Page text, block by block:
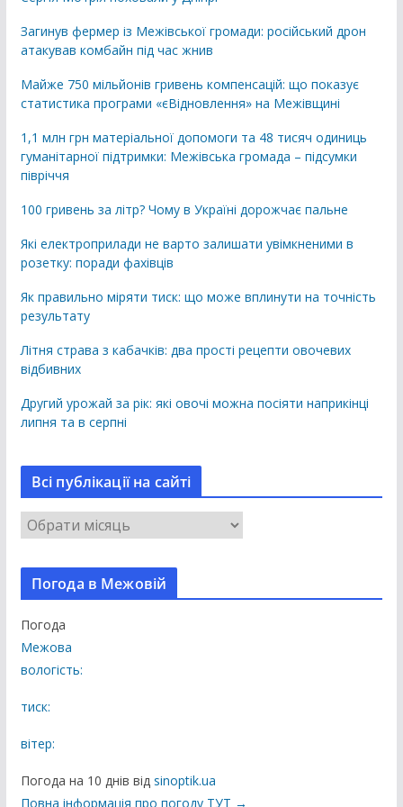
Загинув фермер із Межівської громади: російський дрон
атакував комбайн під час жнив
Майже 750 мільйонів гривень компенсацій: що показує
статистика програми «єВідновлення» на Межівщині
1,1 млн грн матеріальної допомоги та 48 тисяч одиниць
гуманітарної підтримки: Межівська громада – підсумки
півріччя
100 гривень за літр? Чому в Україні дорожчає пальне
Які електроприлади не варто залишати увімкненими в
розетку: поради фахівців
Як правильно міряти тиск: що може вплинути на точність
результату
Літня страва з кабачків: два прості рецепти овочевих
відбивних
Другий урожай за рік: які овочі можна посіяти наприкінці
липня та в серпні
Всі публікації на сайті
В
с
і
б
л
і
к
ц
Погода в Межовій
Погода
Межова
вологість:
тиск:
вітер:
Погода на 10 днів від sinoptik.ua
Повна інформація про погоду ТУТ →